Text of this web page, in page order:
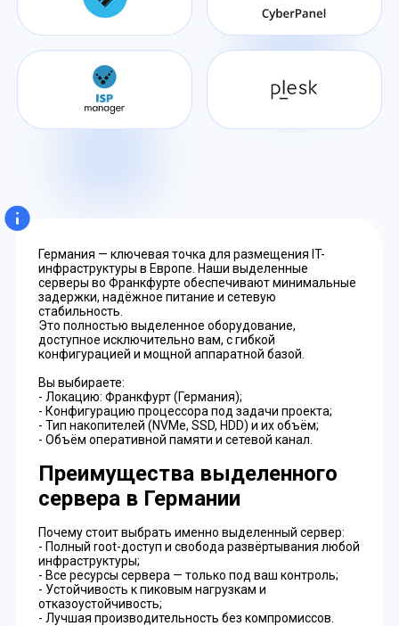
Германия — ключевая точка для размещения IT-
инфраструктуры в Европе. Наши выделенные
серверы во Франкфурте обеспечивают минимальные
задержки, надёжное питание и сетевую
стабильность.
Это полностью выделенное оборудование,
доступное исключительно вам, с гибкой
конфигурацией и мощной аппаратной базой.
Вы выбираете:
- Локацию: Франкфурт (Германия);
- Конфигурацию процессора под задачи проекта;
- Тип накопителей (NVMe, SSD, HDD) и их объём;
- Объём оперативной памяти и сетевой канал.
Преимущества выделенного
сервера в Германии
Почему стоит выбрать именно выделенный сервер:
- Полный root-доступ и свобода развёртывания любой
инфраструктуры;
- Все ресурсы сервера — только под ваш контроль;
- Устойчивость к пиковым нагрузкам и
отказоустойчивость;
- Лучшая производительность без компромиссов.